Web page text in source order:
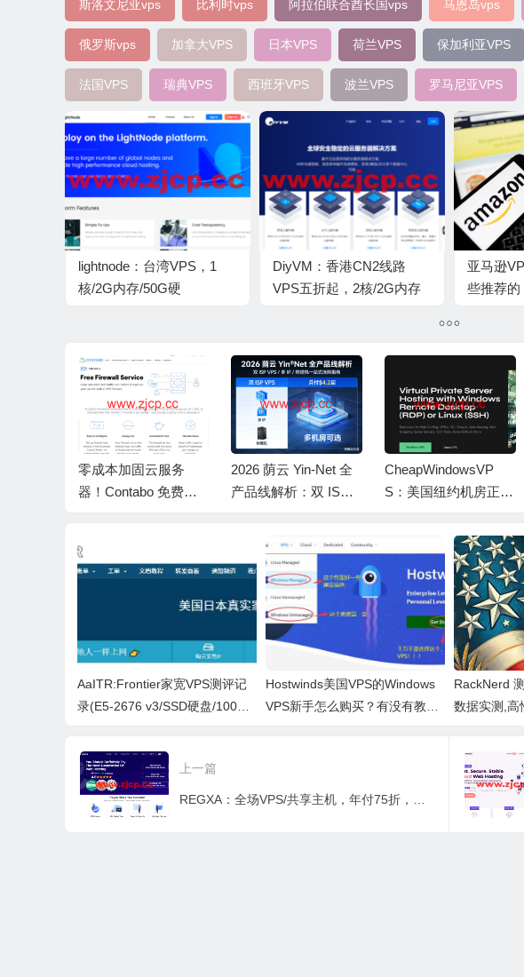
斯洛文尼亚vps 比利时vps 阿拉伯联合酋长国vps 马恩岛vps
俄罗斯vps 加拿大VPS 日本VPS 荷兰VPS 保加利亚VPS
法国VPS 瑞典VPS 西班牙VPS 波兰VPS 罗马尼亚VPS
lightnode：台湾VPS，1
核/2G内存/50G硬
计费，简单测评
DiyVM：香港CN2线路
VPS五折起，2核/2G内存
亚马逊
些推荐
零成本加固云服务
器！Contabo 免费内
2026 荫云 Yin‑Net 全
产品线解析：双 ISP V
$4.2起，多机房可选
CheapWindowsVP
S：美国纽约机房正版
GB/60GB NVMe/3TB
流量/1Gbps带宽，$3
3/年
AaITR:Frontier家宽VPS测评记
录(E5-2676 v3/SSD硬盘/100M
Hostwinds美国VPS的Windows
VPS新手怎么购买？有没有教程
RackNerd
数据实测,高
上一篇